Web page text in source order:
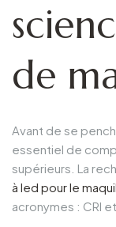
de
Avant de se
essentiel de
supérieurs. La
à led pour le
acronymes : CRI et